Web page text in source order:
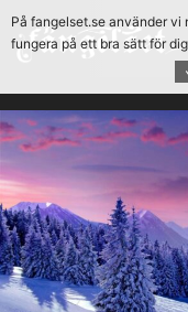
Hoppa
till
innehåll
Fängelset
På fangelset.se använder
fungera på ett bra sätt för